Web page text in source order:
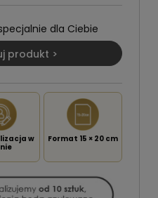
dla Ciebie
produkt >
w
Format 15 × 20 cm